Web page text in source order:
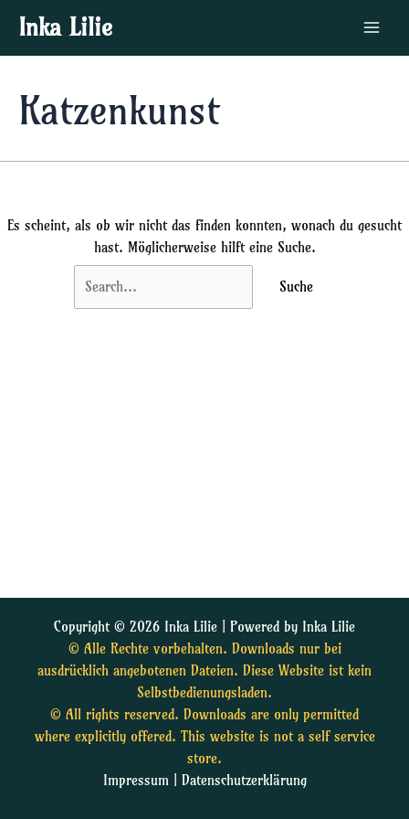
Inhalt
springen
Inka Lilie
Main
Menu
Katzenkunst
Es scheint, als ob wir nicht das finden konnten, wonach du gesucht
hast. Möglicherweise hilft eine Suche.
nach:
Copyright © 2026 Inka Lilie | Powered by Inka Lilie
© Alle Rechte vorbehalten. Downloads nur bei
ausdrücklich angebotenen Dateien. Diese Website ist kein
Selbstbedienungsladen.
© All rights reserved. Downloads are only permitted
where explicitly offered. This website is not a self service
store.
Impressum| Datenschutzerklärung